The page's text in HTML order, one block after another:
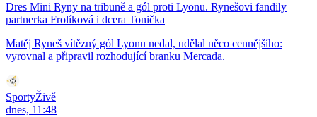
Dres Mini Ryny na tribuně a gól proti Lyonu. Rynešovi fandily
partnerka Frolíková i dcera Tonička
Matěj Ryneš vítězný gól Lyonu nedal, udělal něco cennějšího:
vyrovnal a připravil rozhodující branku Mercada.
SportyŽivě
dnes, 11:48